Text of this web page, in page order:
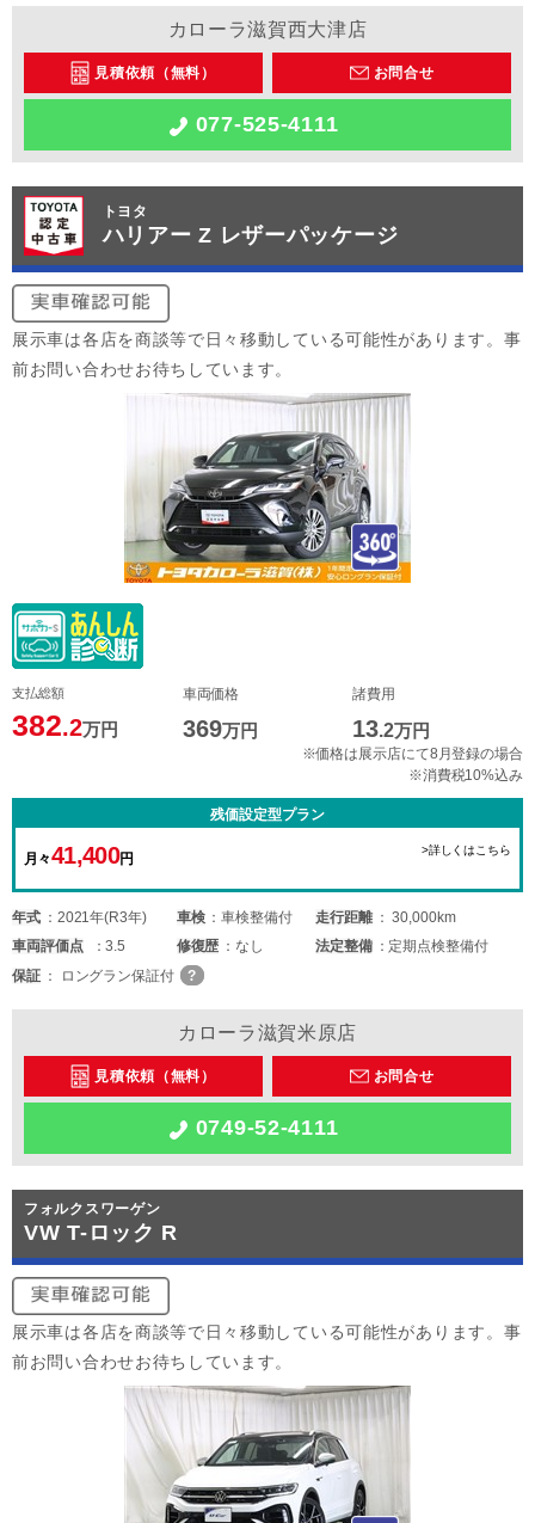
カローラ滋賀西大津店
見積依頼（無料） お問合せ
077-525-4111
トヨタ
ハリアー Z レザーパッケージ
展示車は各店を商談等で日々移動している可能性があります。事
前お問い合わせお待ちしています。
支払総額
382.2万円
車両価格
369万円
諸費用
13.2万円
※価格は展示店にて8月登録の場合
※消費税10%込み
残価設定型プラン
月々41,400円
>詳しくはこちら
年式 2021年(R3年) 車検 車検整備付 走行距離
30,000km
車両評価点 3.5 修復歴 なし 法定整備
定期点検整備付
保証
ロングラン保証付
カローラ滋賀米原店
見積依頼（無料） お問合せ
0749-52-4111
フォルクスワーゲン
VW T-ロック R
展示車は各店を商談等で日々移動している可能性があります。事
前お問い合わせお待ちしています。